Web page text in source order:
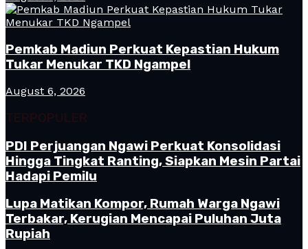
Pemkab Madiun Perkuat Kepastian Hukum
Tukar Menukar TKD Ngampel
August 6, 2026
TERPOPULER
PDI Perjuangan Ngawi Perkuat Konsolidasi
Hingga Tingkat Ranting, Siapkan Mesin Partai
Hadapi Pemilu
Lupa Matikan Kompor, Rumah Warga Ngawi
Terbakar, Kerugian Mencapai Puluhan Juta
Rupiah